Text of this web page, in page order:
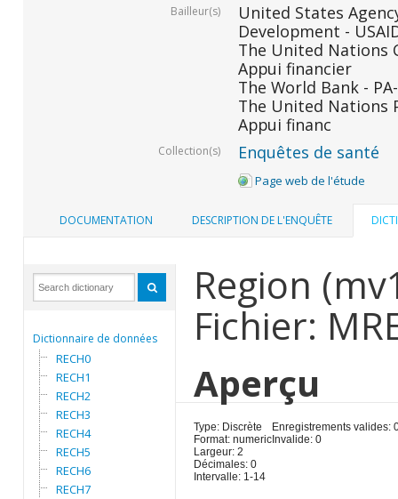
Bailleur(s)
United States
Development -
The United Nations
Appui financier
The World Bank -
The United Nations
Appui financ
Collection(s) Enquêtes de santé
Page web de l'étude
DOCUMENTATION DESCRIPTION DE L'ENQUÊTE
Dictionnaire de données
RECH0
RECH1
RECH2
RECH3
RECH4
RECH5
RECH6
RECH7
Region
Fichier:
Aperçu
Type: Discrète
Format: numeric
Largeur: 2
Décimales: 0
Intervalle: 1-14
Enregistrements valides:
Invalide: 0